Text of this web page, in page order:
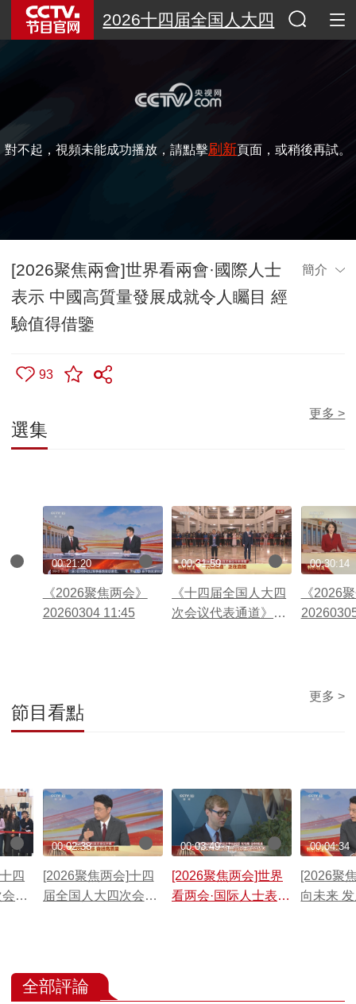
2026十四届全国人大四
對不起，視頻未能成功播放，請點擊刷新頁面，或稍後再試。
[2026聚焦兩會]世界看兩會·國際人士
表示 中國高質量發展成就令人矚目 經
驗值得借鑒
簡介
93
選集
更多 >
《2026聚焦两会》
20260304 11:45
00:21:20
《十四届全国人大四
次会议代表通道》
00:31:59
《2026
00:30:14
節目看點
更多 >
四
议
[2026聚焦两会]十四
届全国人大四次会议
00:02:38
[2026聚焦两会]世界
看两会·国际人士表示
00:03:49
[2026聚
向未来
00:04:34
全部評論